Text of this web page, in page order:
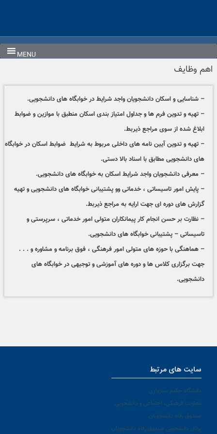
MENU
اهم وظایف
– شناسایی و اسکان دانشجویان واجد شرایط در خوابگاه های دانشجویی.
– تهیه و تدوین فرم ها و جداول امتیاز بندی اسکان منطبق با موازین و ضوابط
ابلاغ شده از سوی مراجع ذیربط.
– تهیه و تدوین آیین نامه های داخلی مربوط به شرایط ضوابط اسکان در خوابگاه
های دانشجویی مطابق با اسناد بالا دستی.
– معرفی دانشجویان واجد شرایط اسکان به خوابگاه های دانشجویی.
– پایش امور تاسیساتی ، خدماتی وو پشتیبانی خوابگاه های دانشجویی و تهیه
گزارش های دوره ای جهت ارایه به مراجع ذیربط.
– نظارت بر حسن انجام کار پیمانکاران متولی امور خدماتی ، سرپرستی و
تاسیساتی – پشتیبانی خوابگاه های دانشجویی.
– هماهنگی با حوزه های متولی امور فرهنگی ، فوق برنامه و مشاوره و . . .
جهت برگزاری کلاس ها و دوره های آموزشی و توجیهی در خوابگاه های
دانشجویی.
سایت های مرتبط
دانشگاه حکیم سبزواری
معاونت فرهنگی، اجتماعی و دانشجویی
صندوق رفاه دانشجویان
پرتال دانشجویی صندوق رفاه دانشجویان